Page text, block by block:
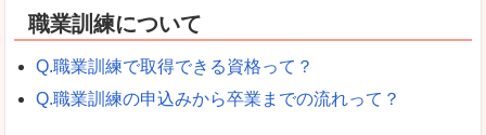
職業訓練について
Q.職業訓練で取得できる資格って？
Q.職業訓練の申込みから卒業までの流れって？